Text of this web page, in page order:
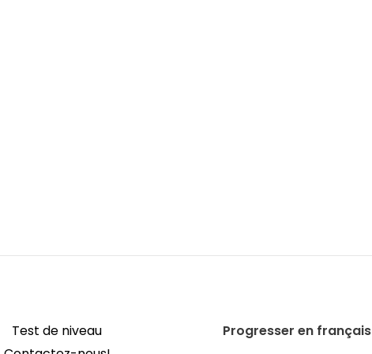
Test de niveau
Progresser en français